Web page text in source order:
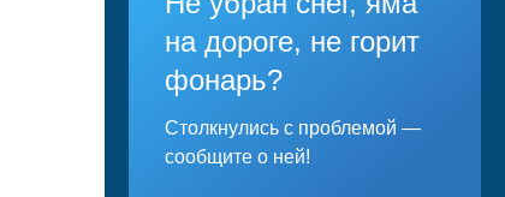
на дороге, не горит
фонарь?
Столкнулись с проблемой —
сообщите о ней!